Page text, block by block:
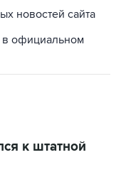
новостей сайта
в официальном
к штатной